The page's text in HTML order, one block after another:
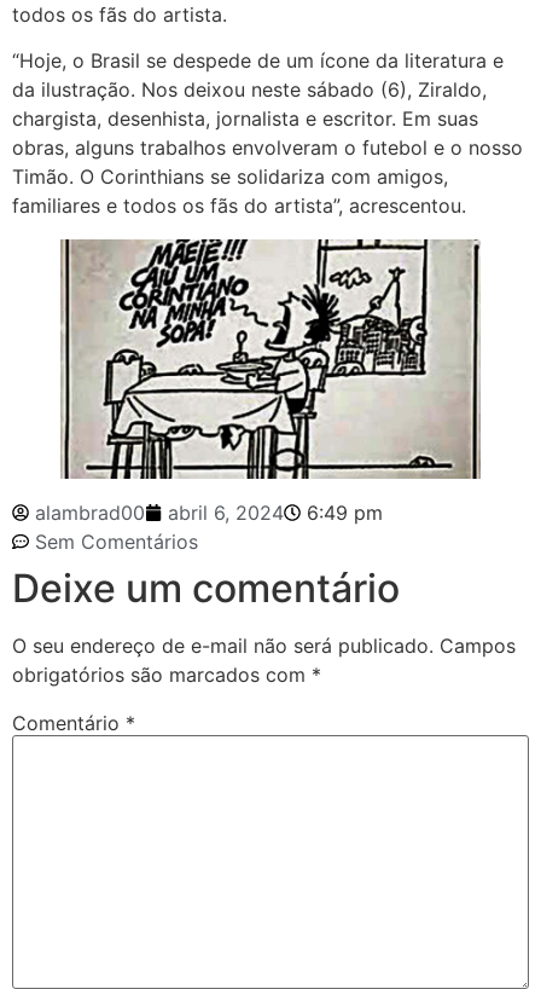
todos os fãs do artista.
“Hoje, o Brasil se despede de um ícone da literatura e
da ilustração. Nos deixou neste sábado (6), Ziraldo,
chargista, desenhista, jornalista e escritor. Em suas
obras, alguns trabalhos envolveram o futebol e o nosso
Timão. O Corinthians se solidariza com amigos,
familiares e todos os fãs do artista”, acrescentou.
alambrad00 abril 6, 2024
6:49 pm
Sem Comentários
Deixe um comentário
O seu endereço de e-mail não será publicado. Campos
obrigatórios são marcados com *
Comentário *